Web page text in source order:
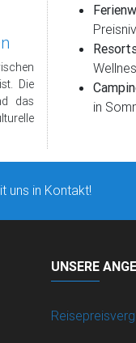
Die
das
in
uns in Kontakt!
UNSERE